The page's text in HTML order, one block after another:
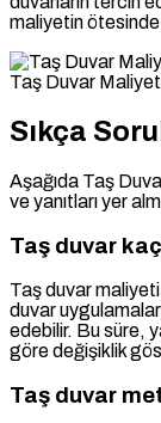
maliyetin ötesinde
Taş Duvar
Sıkça
Aşağıda Taş
ve yanıtları yer
Taş duvar
Taş duvar
duvar
edebilir. Bu süre,
göre değişiklik
Taş duvar